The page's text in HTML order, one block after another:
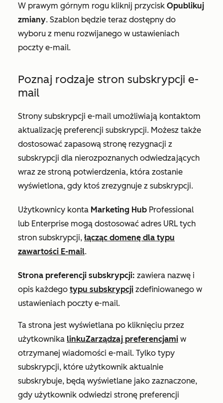
W prawym górnym rogu kliknij przycisk Opublikuj
zmiany. Szablon będzie teraz dostępny do
wyboru z menu rozwijanego w ustawieniach
poczty e-mail.
Poznaj rodzaje stron subskrypcji e-
mail
Strony subskrypcji e-mail umożliwiają kontaktom
aktualizację preferencji subskrypcji. Możesz także
dostosować zapasową stronę rezygnacji z
subskrypcji dla nierozpoznanych odwiedzających
wraz ze stroną potwierdzenia, która zostanie
wyświetlona, gdy ktoś zrezygnuje z subskrypcji.
Użytkownicy konta Marketing Hub Professional
lub Enterprise mogą dostosować adres URL tych
stron subskrypcji, łącząc domenę dla typu
zawartości E-mail.
Strona preferencji subskrypcji: zawiera nazwę i
opis każdego typu subskrypcji zdefiniowanego w
ustawieniach poczty e-mail.
Ta strona jest wyświetlana po kliknięciu przez
użytkownika linkuZarządzaj preferencjami w
otrzymanej wiadomości e-mail. Tylko typy
subskrypcji, które użytkownik aktualnie
subskrybuje, będą wyświetlane jako zaznaczone,
gdy użytkownik odwiedzi stronę preferencji